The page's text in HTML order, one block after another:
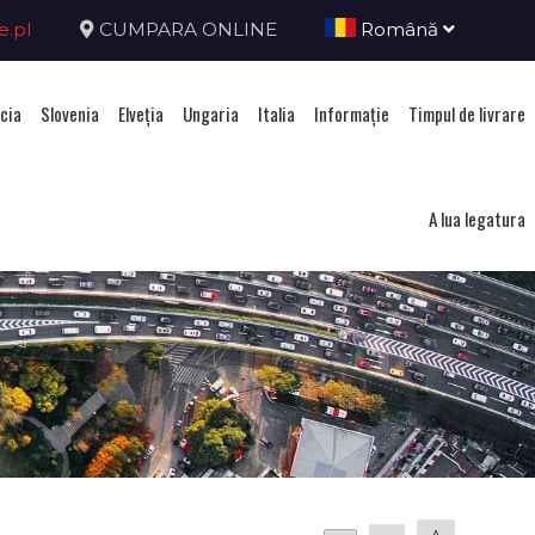
CUMPARA ONLINE Română
Slovenia Elveţia Ungaria Italia Informație Timpul de livrare
A lua legatura